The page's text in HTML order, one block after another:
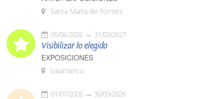
Santa Marta de Tormes
05/06/2026 31/03/2027
Visibilizar lo elegido
EXPOSICIONES
Salamanca
01/07/2026 30/09/2026